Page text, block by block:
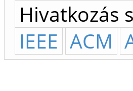
Hivatkozás
IEEE ACM